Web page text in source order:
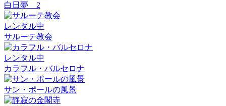
白日夢 2
レンタル中
サルーテ教会
レンタル中
カラフル・バルセロナ
サン・ポールの風景